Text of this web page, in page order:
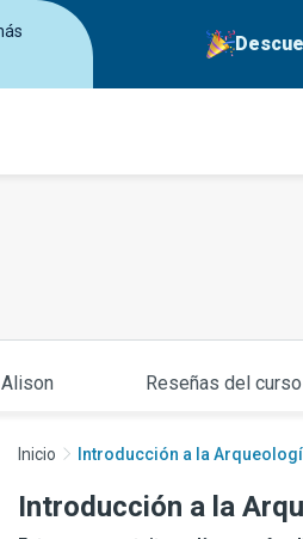
Reseñas del curso
Inicio Introducción a la
Introducción a la